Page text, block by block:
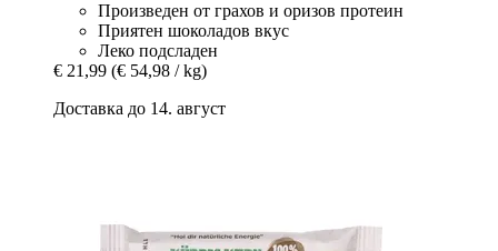
Произведен от грахов и оризов протеин
Приятен шоколадов вкус
Леко подсладен
€ 21,99 (€ 54,98 / kg)
Доставка до 14. август